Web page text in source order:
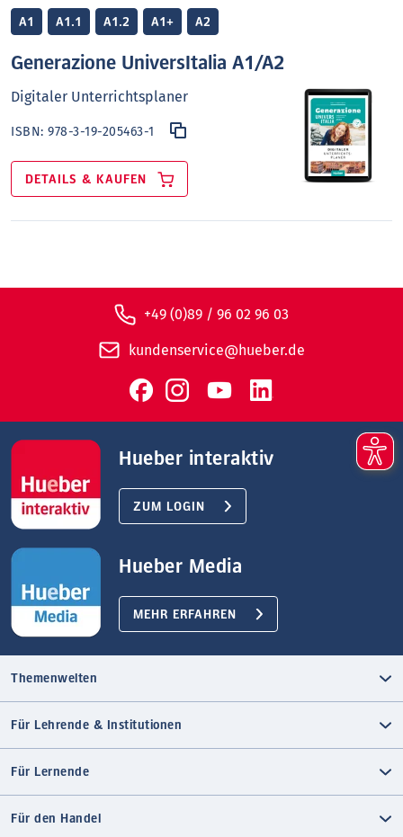
A1 A1.1 A1.2 A1+ A2
Generazione UniversItalia A1/A2
Digitaler Unterrichtsplaner
ISBN:978-3-19-205463-1
DETAILS & KAUFEN
+49 (0)89 / 96 02 96 03
kundenservice@hueber.de
Hueber interaktiv
ZUM LOGIN
Hueber Media
MEHR ERFAHREN
Themenwelten
Für Lehrende & Institutionen
Für Lernende
Für den Handel